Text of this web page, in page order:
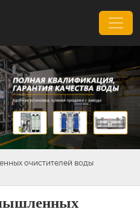
очистителей воды